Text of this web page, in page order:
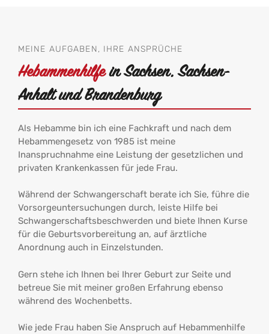
MEINE AUFGABEN, IHRE ANSPRÜCHE
Hebammenhilfein Sachsen, Sachsen-
Anhalt und Brandenburg
Als Hebamme bin ich eine Fachkraft und nach dem
Hebammengesetz von 1985 ist meine
Inanspruchnahme eine Leistung der gesetzlichen und
privaten Krankenkassen für jede Frau.
Während der Schwangerschaft berate ich Sie, führe die
Vorsorgeuntersuchungen durch, leiste Hilfe bei
Schwangerschaftsbeschwerden und biete Ihnen Kurse
für die Geburtsvorbereitung an, auf ärztliche
Anordnung auch in Einzelstunden.
Gern stehe ich Ihnen bei Ihrer Geburt zur Seite und
betreue Sie mit meiner großen Erfahrung ebenso
während des Wochenbetts.
Wie jede Frau haben Sie Anspruch auf Hebammenhilfe